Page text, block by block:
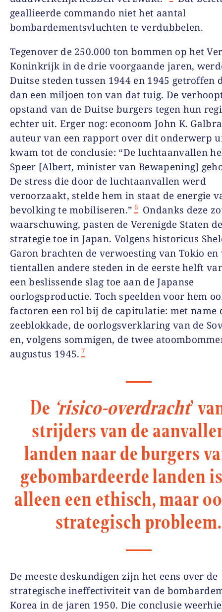
geallieerde commando niet het aantal
bombardementsvluchten te verdubbelen.
Tegenover de 250.000 ton bommen op het
Koninkrijk in de drie voorgaande jaren,
Duitse steden tussen 1944 en 1945 getroffen
dan een miljoen ton van dat tuig. De
opstand van de Duitse burgers tegen hun
echter uit. Erger nog: econoom John K.
auteur van een rapport over dit onderwerp
kwam tot de conclusie: “De luchtaanvallen
Speer [Albert, minister van Bewapening]
De stress die door de luchtaanvallen werd
veroorzaakt, stelde hem in staat de energie
bevolking te mobiliseren.” 6
Ondanks deze
waarschuwing, pasten de Verenigde Staten
strategie toe in Japan. Volgens historicus
Garon brachten de verwoesting van Tokio en
tientallen andere steden in de eerste helft
een beslissende slag toe aan de Japanse
oorlogsproductie. Toch speelden voor hem
factoren een rol bij de capitulatie: met name
zeeblokkade, de oorlogsverklaring van de
en, volgens sommigen, de twee
augustus 1945. 7
De ‘risico-overdracht’
strijders van de
landen naar de burgers
gebombardeerde landen
alleen een ethisch, maar
strategisch probleem.
De meeste deskundigen zijn het eens over de
strategische ineffectiviteit van de
Korea in de jaren 1950. Die conclusie